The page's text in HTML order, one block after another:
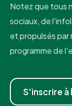
Notez que tous
sociaux, de
et propulsés
programme de
S'inscrire